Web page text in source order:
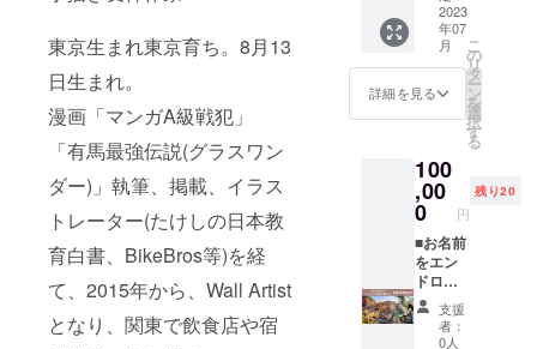
東京生まれ東京育ち。8月13
日生まれ。
漫画「マンガA級戦犯」
「有馬最強伝説(グラスワン
ダー)」執筆、掲載、イラス
トレーター(たけしの日本教
育白書、BikeBros等)を経
て、2015年から、Wall Artist
となり、関東で飲食店や宿
ナンス
にはこ
の3%オ
オスス
メで
年2月頃
から順
次発送
し2023
年7月ま
でには
お届け
致しま
す。
選びく
ださ
い）
①【フ
シーズ
ンズホ
都・ラ
ウン
ジ】
https://
www.fo
urseas
ons.co
m/jp/ky
oto/dini
ng/loun
と共鳴
して下
さる方
い出来
たら嬉
必要な
もの 備
考欄に
2023年
の２月
以降の
希望日
時、希
望場所
ださ
い。 備
考欄 は
記載あ
りでも
ませ
ん。 希
望モ
チーフ
が決ま
り次第
お知ら
せくだ
さい。
れた時
間)の記
入をお
願い致
しま
まれた
時間 ※
有効期
限:2023
年2月か
ら順次
送付
る方に
ぜひお
会いし
たいで
す︎。 ■
2023年
の２月
以降の
希望日
時、希
望場所
を記入
お願い
致しま
す。も
都の真
弥と東
京の麻
耶との
ティー
タイム
ご一緒
がです
か？？
場所は
東京の
カフェ
となり
ます。
新宿、
表参
道、青
2023
年07
月
詳細を見る
こ
の
リ
タ
ー
ン
を
選
択
す
る
100
,00
0 円
残り20
■お名前
をエン
ドロー
ルのク
レジッ
トにVIP
支援
者：
0人